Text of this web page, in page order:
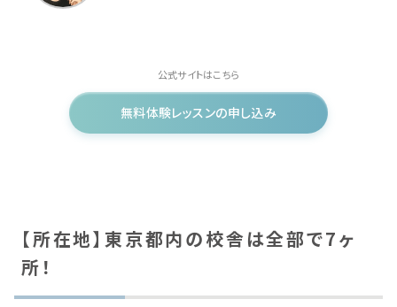
公式サイトはこちら
無料体験レッスンの申し込み
【所在地】東京都内の校舎は全部で7ヶ
所！